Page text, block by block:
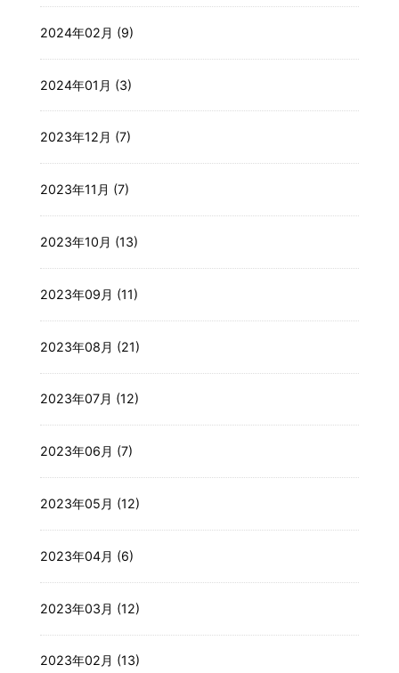
2024年02月 (9)
2024年01月 (3)
2023年12月 (7)
2023年11月 (7)
2023年10月 (13)
2023年09月 (11)
2023年08月 (21)
2023年07月 (12)
2023年06月 (7)
2023年05月 (12)
2023年04月 (6)
2023年03月 (12)
2023年02月 (13)